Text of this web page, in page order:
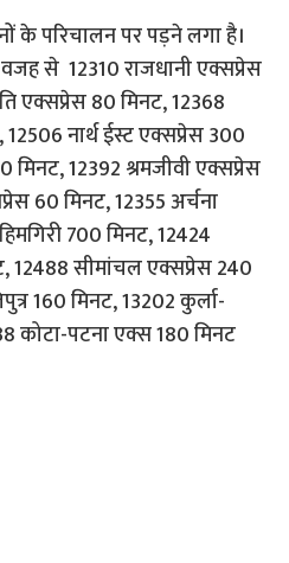
के परिचालन पर पड़ने लगा है।
से 12310 राजधानी एक्सप्रेस
एक्सप्रेस 80 मिनट, 12368
नार्थ ईस्ट एक्सप्रेस 300
12392 श्रमजीवी एक्सप्रेस
60 मिनट, 12355 अर्चना
700 मिनट, 12424
12488 सीमांचल एक्सप्रेस 240
160 मिनट, 13202 कुर्ला-
कोटा-पटना एक्स 180 मिनट